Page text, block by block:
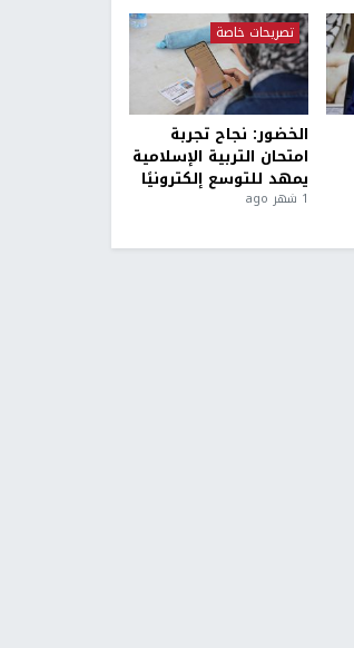
تصريحات خاصة
الخضور: نجاح تجربة
امتحان التربية الإسلامية
يمهد للتوسع إلكترونيًا
1 شهر ago